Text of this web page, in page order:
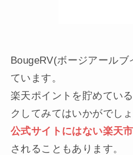
BougeRV(ボージアール
ています。
楽天ポイントを貯めてい
クしてみてはいかがでし
公式サイトにはない楽天
されることもあります。